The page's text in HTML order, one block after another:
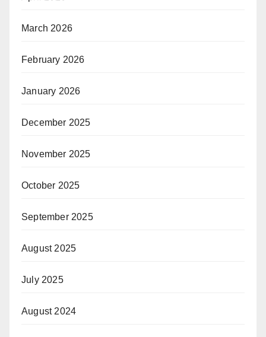
March 2026
February 2026
January 2026
December 2025
November 2025
October 2025
September 2025
August 2025
July 2025
August 2024